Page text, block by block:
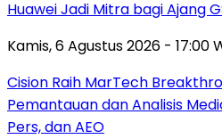
Huawei Jadi Mitra bagi Ajang
Kamis, 6 Agustus 2026 - 17:00
Cision Raih MarTech
Pemantauan dan Analisis
Pers, dan AEO